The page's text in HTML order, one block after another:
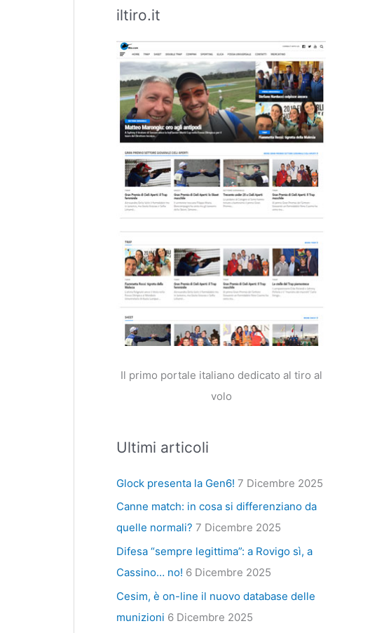
iltiro.it
Il primo portale italiano dedicato al tiro al
volo
Ultimi articoli
Glock presenta la Gen6! 7 Dicembre 2025
Canne match: in cosa si differenziano da
quelle normali? 7 Dicembre 2025
Difesa “sempre legittima”: a Rovigo sì, a
Cassino… no! 6 Dicembre 2025
Cesim, è on-line il nuovo database delle
munizioni 6 Dicembre 2025